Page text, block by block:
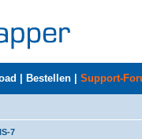
Bestellen Support-
7